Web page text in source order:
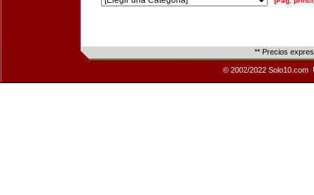
** Precios
© 2002/2022 Solo10.com